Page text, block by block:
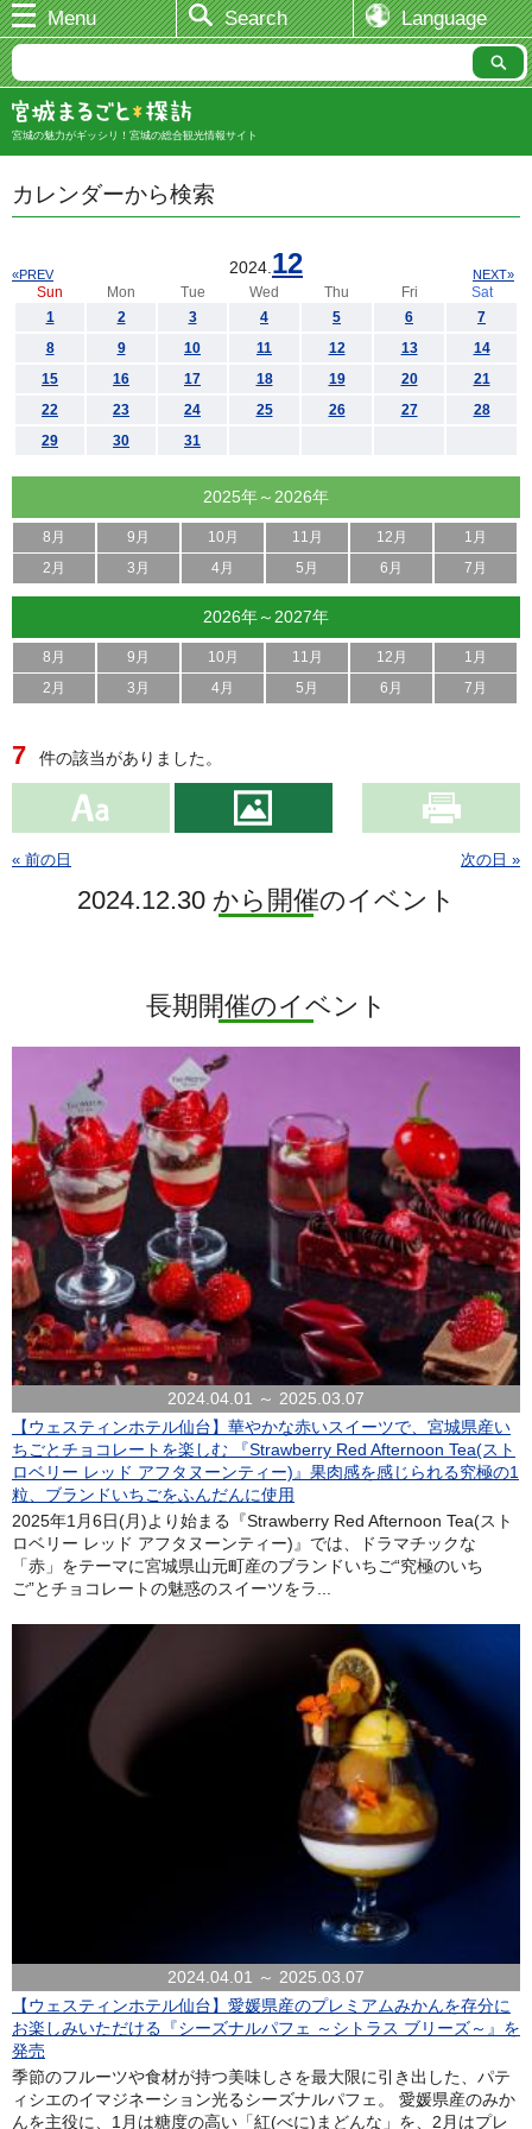
Menu Search Language
宮城の魅力がギッシリ！宮城の総合観光情報サイト
カレンダーから検索
2024. 12
«PREV NEXT»
Sun Mon Tue Wed Thu Fri
Sat
1
2 3 4 5 6
7
8
9 10 11 12 13
14
15
16 17 18 19 20
21
22
23 24 25 26 27
28
29
30 31
2025年～2026年
8月 9月 10月 11月 12月
1月
2月
3月 4月 5月 6月 7月
2026年～2027年
8月 9月 10月 11月 12月
1月
2月
3月 4月 5月 6月 7月
7 件の該当がありました。
« 前の日 次の日 »
2024.12.30 から開催のイベント
長期開催のイベント
2024.04.01 ～ 2025.03.07
【ウェスティンホテル仙台】華やかな赤いスイーツで、宮城県産い
ちごとチョコレートを楽しむ 『Strawberry Red Afternoon Tea(スト
ロベリー レッド アフタヌーンティー)』果肉感を感じられる究極の1
粒、ブランドいちごをふんだんに使用
2025年1月6日(月)より始まる『Strawberry Red Afternoon Tea(スト
ロベリー レッド アフタヌーンティー)』では、ドラマチックな
「赤」をテーマに宮城県山元町産のブランドいちご“究極のいち
ご”とチョコレートの魅惑のスイーツをラ...
2024.04.01 ～ 2025.03.07
【ウェスティンホテル仙台】愛媛県産のプレミアムみかんを存分に
お楽しみいただける『シーズナルパフェ ～シトラス ブリーズ～』を
発売
季節のフルーツや食材が持つ美味しさを最大限に引き出した、パテ
ィシエのイマジネーション光るシーズナルパフェ。 愛媛県産のみか
んを主役に、1月は糖度の高い「紅(べに)まどんな」を、2月はプレ